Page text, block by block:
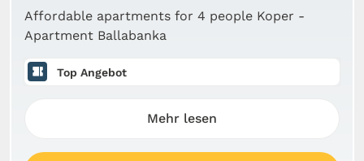
Affordable apartments for 4 people Koper -
Apartment Ballabanka
Top Angebot
Mehr lesen